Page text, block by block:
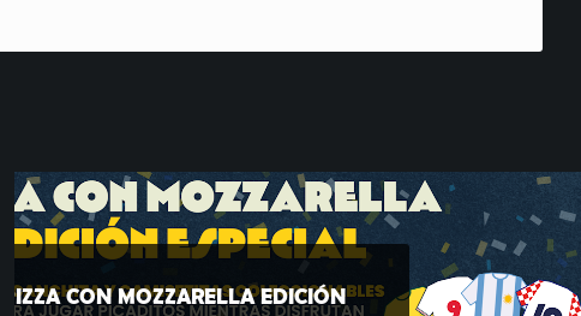
PIZZA CON MOZZARELLA EDICIÓN